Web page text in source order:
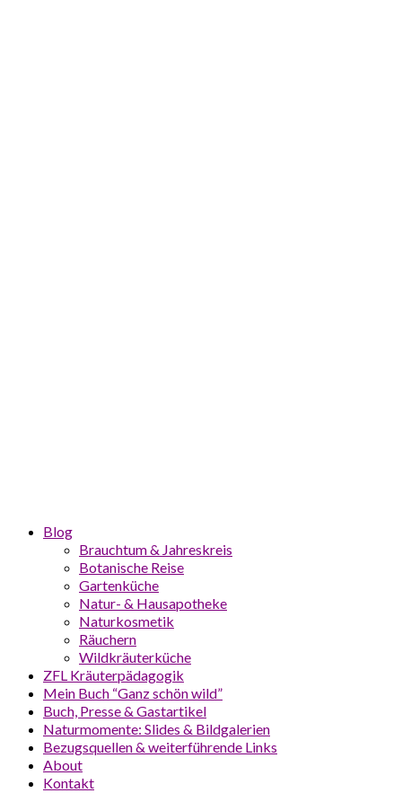
Blog
Brauchtum & Jahreskreis
Botanische Reise
Gartenküche
Natur- & Hausapotheke
Naturkosmetik
Räuchern
Wildkräuterküche
ZFL Kräuterpädagogik
Mein Buch “Ganz schön wild”
Buch, Presse & Gastartikel
Naturmomente: Slides & Bildgalerien
Bezugsquellen & weiterführende Links
About
Kontakt